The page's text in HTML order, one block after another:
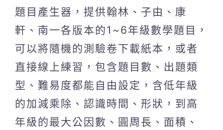
題目產生器，提供翰林、子由、康
軒、南一各版本的1~6年級數學題目，
可以將隨機的測驗卷下載紙本，或者
直接線上練習，包含題目數、出題類
型、難易度都能自由設定，含低年級
的加減乘除、認識時間、形狀，到高
年級的最大公因數、圓周長、面積、